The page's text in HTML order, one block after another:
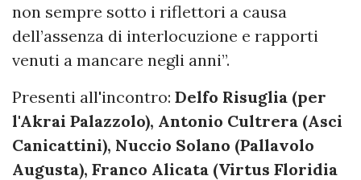
non sempre sotto i riflettori a causa
dell’assenza di interlocuzione e rapporti
venuti a mancare negli anni”.
Presenti all'incontro: Delfo Risuglia (per
l'Akrai Palazzolo), Antonio Cultrera (Asci
Canicattini), Nuccio Solano (Pallavolo
Augusta), Franco Alicata (Virtus Floridia